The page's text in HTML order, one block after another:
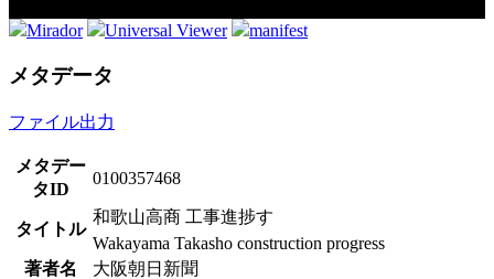
Mirador Universal Viewer manifest
メタデータ
ファイル出力
メタデー
タID
0100357468
タイトル
和歌山高商 工事進捗す
Wakayama Takasho construction progress
著者名
大阪朝日新聞